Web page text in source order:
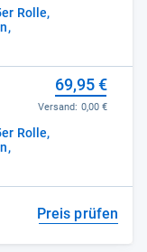
Rolle,
Rolle,
69,95 €
Versand: 0,00 €
Preis prüfen